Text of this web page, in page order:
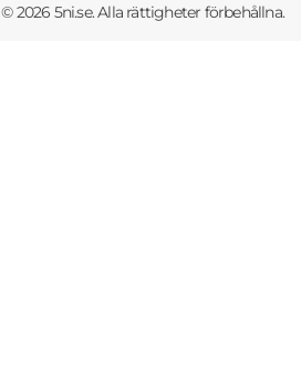
© 2026 5ni.se. Alla rättigheter förbehållna.